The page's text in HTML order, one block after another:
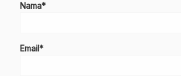
Nama*
Email*